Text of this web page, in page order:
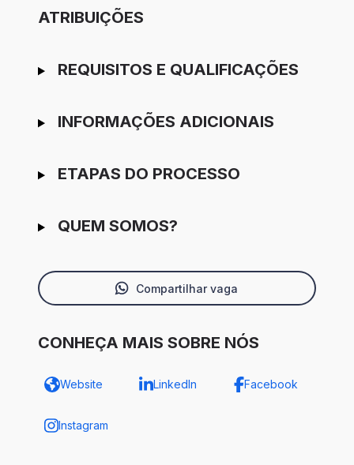
ATRIBUIÇÕES
REQUISITOS E QUALIFICAÇÕES
INFORMAÇÕES ADICIONAIS
ETAPAS DO PROCESSO
QUEM SOMOS?
Compartilhar vaga
CONHEÇA MAIS SOBRE NÓS
Website LinkedIn Facebook
Instagram